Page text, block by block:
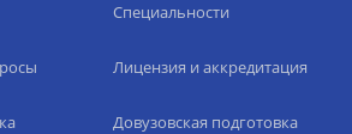
Специальности
Лицензия и аккредитация
Довузовская подготовка